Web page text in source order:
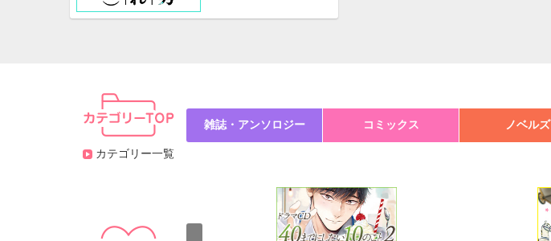
カテゴリー一覧
雑誌・アンソロジー コミックス ノベルズ